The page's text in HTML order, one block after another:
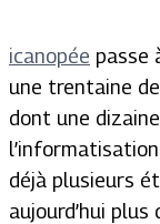
icanopée passe
une trentaine
dont une
l’informatisation
déjà plusieurs
aujourd’hui